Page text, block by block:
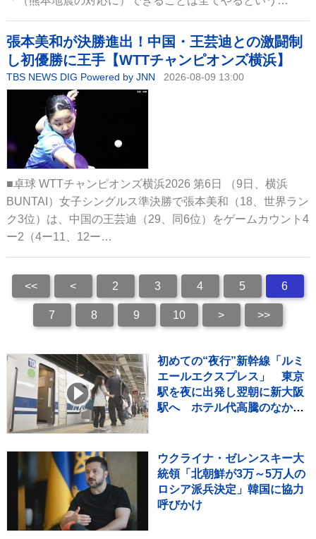
張本美和が決勝進出！中国・王芸迪との激闘制
し初優勝に王手【WTTチャンピオンズ横浜】
TBS NEWS DIG Powered by JNN 2026-08-09 13:00
■卓球 WTTチャンピオンズ横浜2026 第6日 （9日、横浜
BUNTAI）女子シングルス準決勝で張本美和（18、世界ラン
ク3位）は、中国の王芸迪（29、同6位）をゲームカウント4
ー2（4ー11、12ー…
<< < 2 3 4 5 6
7 8 9 10 > >>
初めての“夜行”新幹線「ルミ
エールエクスプレス」 東京
駅を夜に出発し翌朝に新大阪
駅へ ホテル代高騰のなかレ
ウクライナ・ゼレンスキー大
統領「北朝鮮が3万～5万人の
ロシア派兵決定」韓国に協力
呼びかけ